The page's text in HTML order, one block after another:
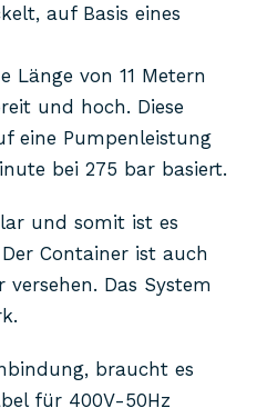
auf Basis eines
Länge von 11 Metern
und hoch. Diese
eine Pumpenleistung
bei 275 bar basiert.
und somit ist es
Container ist auch
Das System
braucht es
für 400V-50Hz